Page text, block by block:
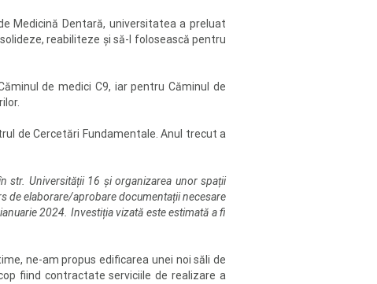
Medicină Dentară, universitatea a preluat
reabiliteze și să-l folosească pentru
de medici C9, iar pentru Căminul de
de Cercetări Fundamentale. Anul trecut a
str. Universității 16 și organizarea unor spații
de elaborare/aprobare documentații necesare
2024. Investiția vizată este estimată a fi
ne-am propus edificarea unei noi săli de
fiind contractate serviciile de realizare a